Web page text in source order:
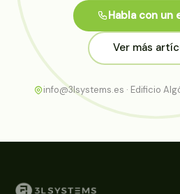
Habla con un
Ver más
info@3lsystems.es · Edificio